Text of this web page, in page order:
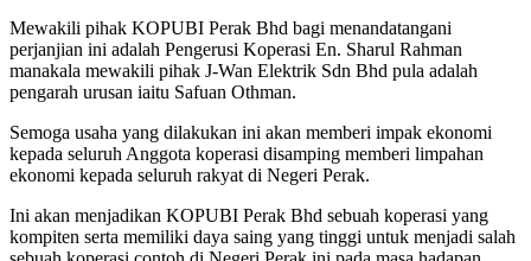
Mewakili pihak KOPUBI Perak Bhd bagi menandatangani
perjanjian ini adalah Pengerusi Koperasi En. Sharul Rahman
manakala mewakili pihak J-Wan Elektrik Sdn Bhd pula adalah
pengarah urusan iaitu Safuan Othman.
Semoga usaha yang dilakukan ini akan memberi impak ekonomi
kepada seluruh Anggota koperasi disamping memberi limpahan
ekonomi kepada seluruh rakyat di Negeri Perak.
Ini akan menjadikan KOPUBI Perak Bhd sebuah koperasi yang
kompiten serta memiliki daya saing yang tinggi untuk menjadi salah